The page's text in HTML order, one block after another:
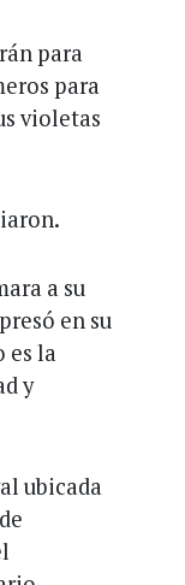
para
para
violetas
a su
en su
es la
y
ubicada